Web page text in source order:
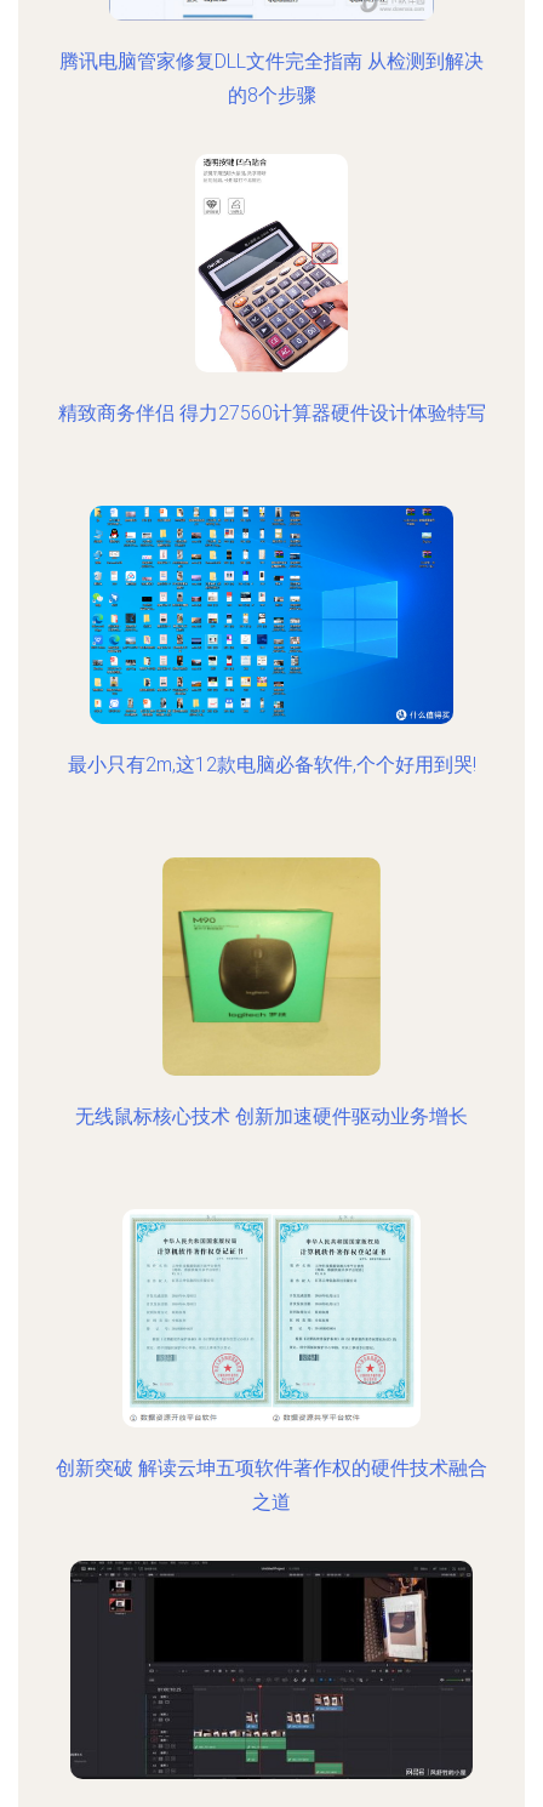
腾讯电脑管家修复DLL文件完全指南 从检测到解决
的8个步骤
精致商务伴侣 得力27560计算器硬件设计体验特写
最小只有2m,这12款电脑必备软件,个个好用到哭!
无线鼠标核心技术 创新加速硬件驱动业务增长
创新突破 解读云坤五项软件著作权的硬件技术融合
之道